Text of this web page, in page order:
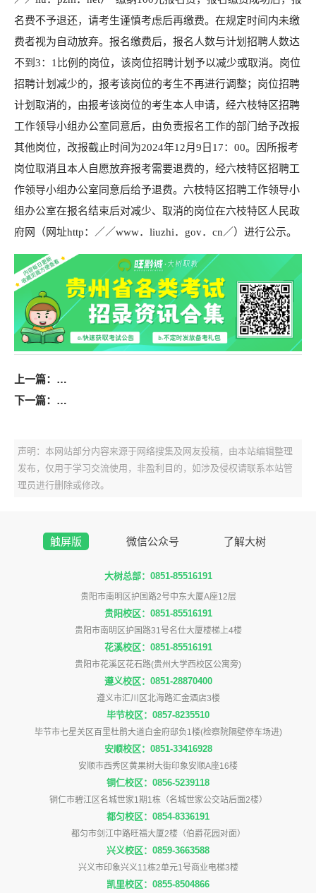
名费不予退还，请考生谨慎考虑后再缴费。在规定时间内未缴
费者视为自动放弃。报名缴费后，报名人数与计划招聘人数达
不到3：1比例的岗位，该岗位招聘计划予以减少或取消。岗位
招聘计划减少的，报考该岗位的考生不再进行调整；岗位招聘
计划取消的，由报考该岗位的考生本人申请，经六枝特区招聘
工作领导小组办公室同意后，由负责报名工作的部门给予改报
其他岗位，改报截止时间为2024年12月9日17：00。因所报考
岗位取消且本人自愿放弃报考需要退费的，经六枝特区招聘工
作领导小组办公室同意后给予退费。六枝特区招聘工作领导小
组办公室在报名结束后对减少、取消的岗位在六枝特区人民政
府网（网址http：／／www．liuzhi．gov．cn／）进行公示。
上一篇：
【报名入口】2024年贵州省公安厅所属事业单位招聘报
下一篇：
【报名入口】2024年遵义市第一人民医院招聘事业单
声明：本网站部分内容来源于网络搜集及网友投稿，由本站编辑整理
发布，仅用于学习交流使用，非盈利目的，如涉及侵权请联系本站管
理员进行删除或修改。
触屏版 微信公众号 了解大树
大树总部：0851-85516191
贵阳市南明区护国路2号中东大厦A座12层
贵阳校区：0851-85516191
贵阳市南明区护国路31号名仕大厦楼梯上4楼
花溪校区：0851-85516191
贵阳市花溪区花石路(贵州大学西校区公寓旁)
遵义校区：0851-28870400
遵义市汇川区北海路汇金酒店3楼
毕节校区：0857-8235510
毕节市七星关区百里杜鹃大道白金府邸负1楼(检察院隔壁停车场进)
安顺校区：0851-33416928
安顺市西秀区黄果树大街印象安顺A座16楼
铜仁校区：0856-5239118
铜仁市碧江区名城世家1期1栋（名城世家公交站后面2楼）
都匀校区：0854-8336191
都匀市剑江中路旺福大厦2楼（伯爵花园对面）
兴义校区：0859-3663588
兴义市印象兴义11栋2单元1号商业电梯3楼
凯里校区：0855-8504866